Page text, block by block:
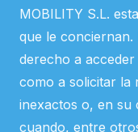
MOBILITY S.L.
que le conciernan.
derecho a
como a solicitar la
inexactos o, en su
cuando, entre